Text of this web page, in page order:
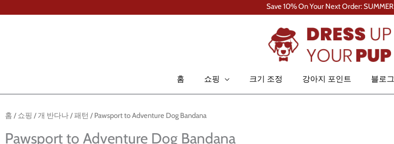
뛰
Save 10% On Your Next Order: SUMMER
홈 쇼핑 크기 조정 강아지 포인트 블로그
홈 / 쇼핑 / 개 반다나/패턴 / Pawsport to Adventure Dog Bandana
Pawsport to Adventure Dog Bandana